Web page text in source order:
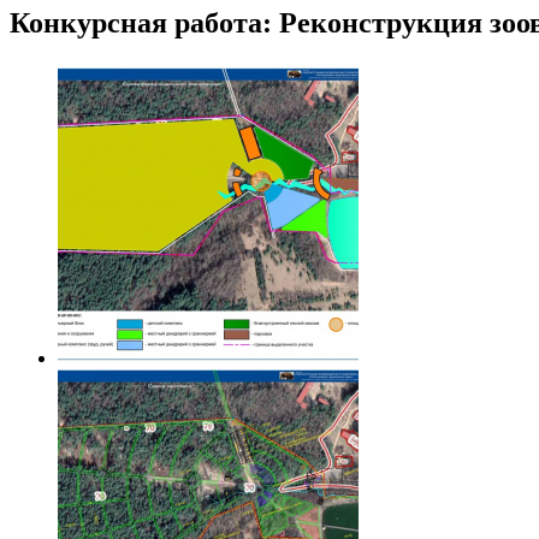
Конкурсная работа: Реконструкция